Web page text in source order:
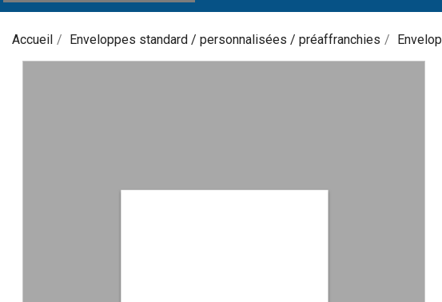
Accueil Enveloppes standard / personnalisées / préaffranchies